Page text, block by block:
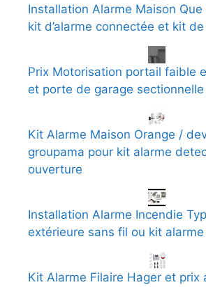
Installation Alarme Maison
kit d’alarme connectée et kit
Prix Motorisation portail faible
et porte de garage
Kit Alarme Maison Orange /
groupama pour kit alarme
ouverture
Installation Alarme Incendie
extérieure sans fil ou kit
Kit Alarme Filaire Hager et prix